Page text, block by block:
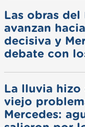
Las obras
avanzan
decisiva y
debate con
La lluvia hizo
viejo
Mercedes: